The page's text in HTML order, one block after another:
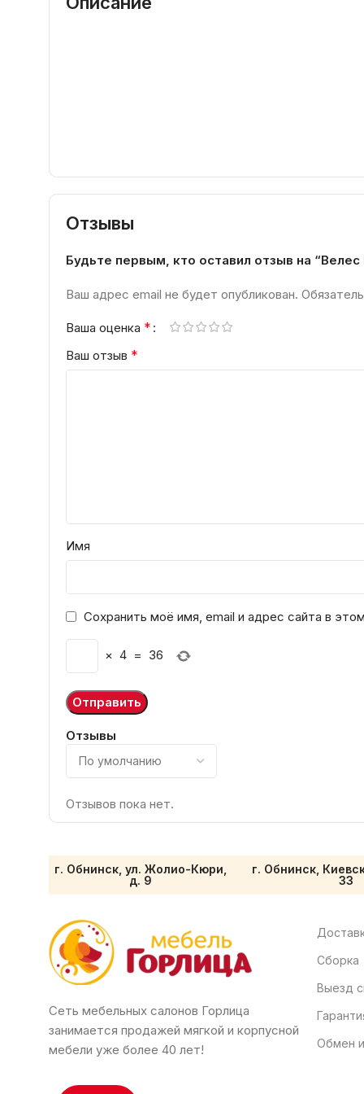
Отзывы
Отзывы
Отзывов пока нет.
Будьте первым, кто оставил отзыв на
Ваш адрес email не будет опубликован.
Ваша оценка *
Ваш отзыв *
Имя
Сохранить моё имя, email и адрес сайта в
× 4 = 36
г. Обнинск, ул. Жолио-Кюри,
д. 9
г. Обнинск,
33
Сеть мебельных салонов Горлица
занимается продажей мягкой и корпусной
мебели уже более 40 лет!
Сборка
Выезд
Обмен